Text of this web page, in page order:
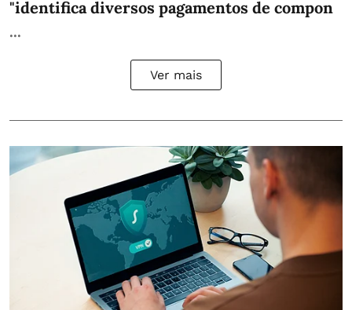
"identifica diversos pagamentos de compon
...
Ver mais